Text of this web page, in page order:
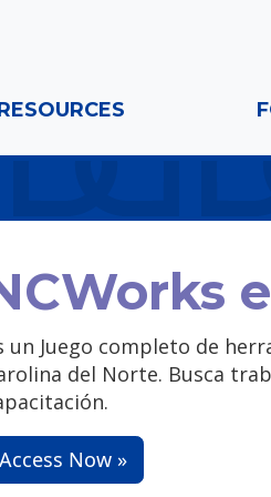
un Juego completo de
del Norte. Busca
Access Now »